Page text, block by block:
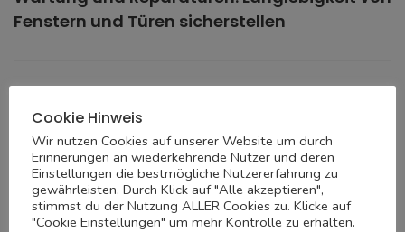
Fenstern und Türen sicherstellen
Umweltfaktoren: Wie Wetterbedingungen
wie Hitze oder Kälte die Notwendigkeit von
Dachreparaturen beeinflussen
Cookie Hinweis
Wir nutzen Cookies auf unserer Website um durch
Erinnerungen an wiederkehrende Nutzer und deren
Einstellungen die bestmögliche Nutzererfahrung zu
gewährleisten. Durch Klick auf "Alle akzeptieren",
stimmst du der Nutzung ALLER Cookies zu. Klicke auf
"Cookie Einstellungen" um mehr Kontrolle zu erhalten.